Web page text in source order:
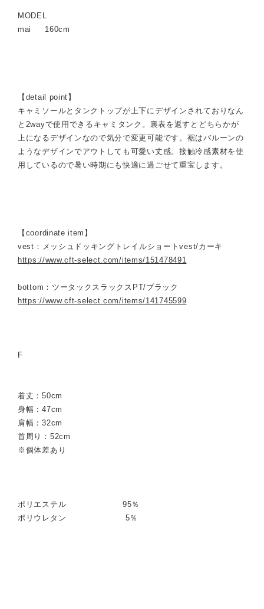
MODEL
mai 160cm
【detail point】
キャミソールとタンクトップが上下にデザインされておりなん
と2wayで使用できるキャミタンク。裏表を返すとどちらかが
上になるデザインなので気分で変更可能です。裾はバルーンの
ようなデザインでアウトしても可愛い丈感。接触冷感素材を使
用しているので暑い時期にも快適に過ごせて重宝します。
【coordinate item】
vest：メッシュドッキングトレイルショートvest/カーキ
https://www.cft-select.com/items/151478491
bottom：ツータックスラックスPT/ブラック
https://www.cft-select.com/items/141745599
F
着丈：50cm
身幅：47cm
肩幅：32cm
首周り：52cm
※個体差あり
ポリエステル 95％
ポリウレタン 5％